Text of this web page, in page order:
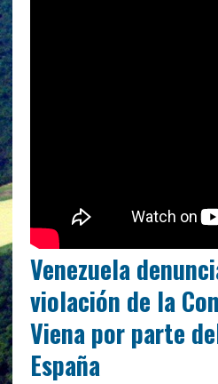
Venezuela
violación de la
Viena por parte
España